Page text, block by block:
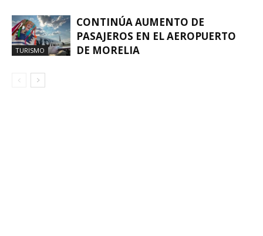
TURISMO
CONTINÚA AUMENTO DE
PASAJEROS EN EL AEROPUERTO
DE MORELIA